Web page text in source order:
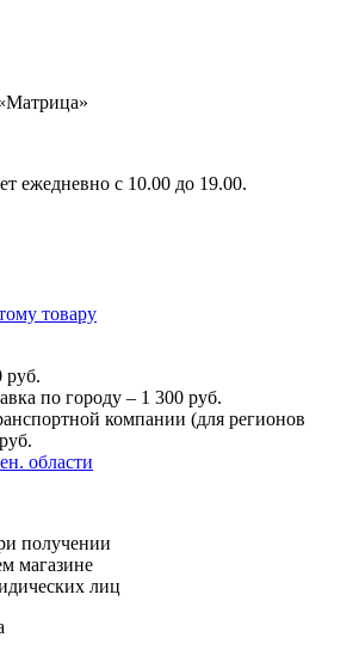
ежедневно с 10.00 до 19.00.
товару
руб.
по городу – 1 300 руб.
компании (для регионов
области
получении
магазине
лиц